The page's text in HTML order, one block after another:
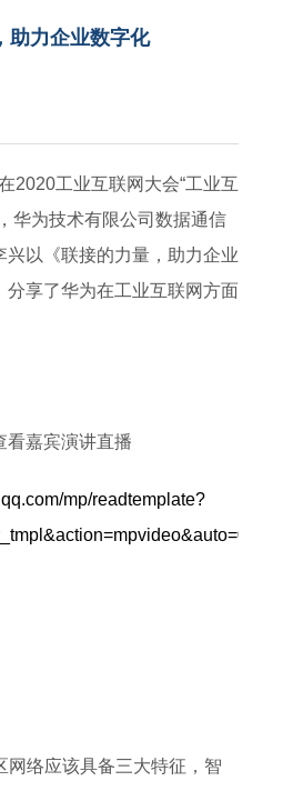
助力企业数字化
2020工业互联网大会“工业互
华为技术有限公司数据通信
兴以《联接的力量，助力企业
分享了华为在工业互联网方面
看嘉宾演讲直播
mp/readtemplate?
网络应该具备三大特征，智